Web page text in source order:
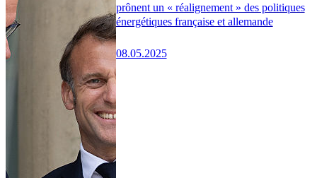
prônent un « réalignement » des politiques
énergétiques française et allemande
08.05.2025